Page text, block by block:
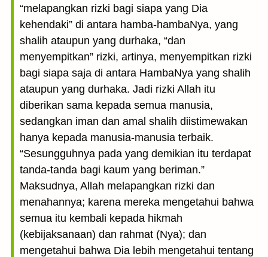
“melapangkan rizki bagi siapa yang Dia
kehendaki” di antara hamba-hambaNya, yang
shalih ataupun yang durhaka, “dan
menyempitkan” rizki, artinya, menyempitkan rizki
bagi siapa saja di antara HambaNya yang shalih
ataupun yang durhaka. Jadi rizki Allah itu
diberikan sama kepada semua manusia,
sedangkan iman dan amal shalih diistimewakan
hanya kepada manusia-manusia terbaik.
“Sesungguhnya pada yang demikian itu terdapat
tanda-tanda bagi kaum yang beriman.”
Maksudnya, Allah melapangkan rizki dan
menahannya; karena mereka mengetahui bahwa
semua itu kembali kepada hikmah
(kebijaksanaan) dan rahmat (Nya); dan
mengetahui bahwa Dia lebih mengetahui tentang